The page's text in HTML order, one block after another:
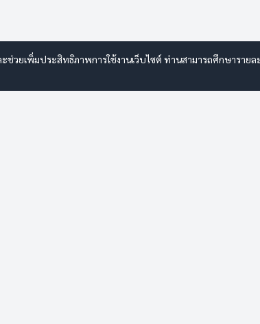
ยเพิ่มประสิทธิภาพการใช้งานเว็บไซต์ ท่านสามารถศึกษารายล